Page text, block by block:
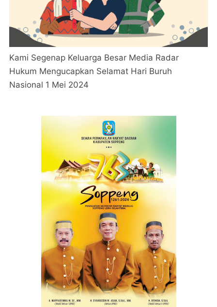
Kami Segenap Keluarga Besar Media Radar
Hukum Mengucapkan Selamat Hari Buruh
Nasional 1 Mei 2024